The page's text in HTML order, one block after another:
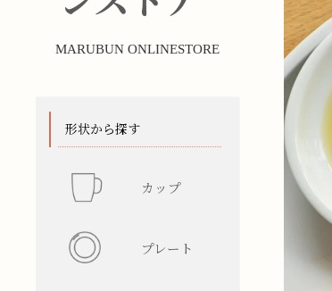
MARUBUN ONLINESTORE
形状から探す
カップ
プレート